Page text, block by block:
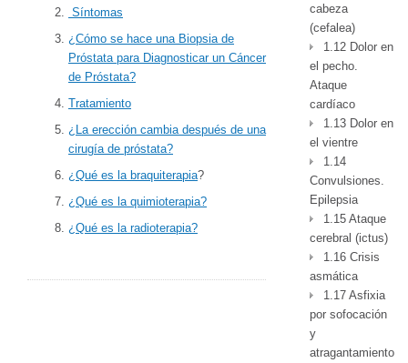
Síntomas
¿Cómo se hace una Biopsia de
Próstata para Diagnosticar un Cáncer
de Próstata?
Tratamiento
¿La erección cambia después de una
cirugía de próstata?
¿Qué es la braquiterapia?
¿Qué es la quimioterapia?
¿Qué es la radioterapia?
cabeza
(cefalea)
1.12 Dolor en
el pecho.
Ataque
cardíaco
1.13 Dolor en
el vientre
1.14
Convulsiones.
Epilepsia
1.15 Ataque
cerebral (ictus)
1.16 Crisis
asmática
1.17 Asfixia
por sofocación
y
atragantamiento